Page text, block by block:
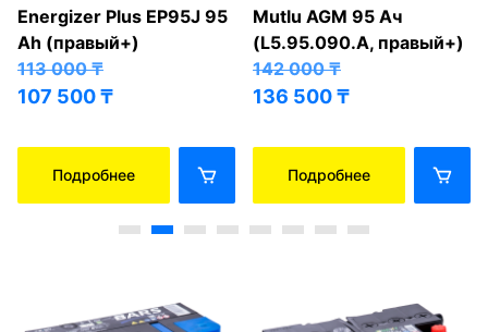
Energizer Plus EP95J 95
Ah (правый+)
113 000₸
107 500₸
Подробнее
Mutlu AGM 95 Ач
(L5.95.090.A, правый+)
142 000₸
136 500₸
Подробнее